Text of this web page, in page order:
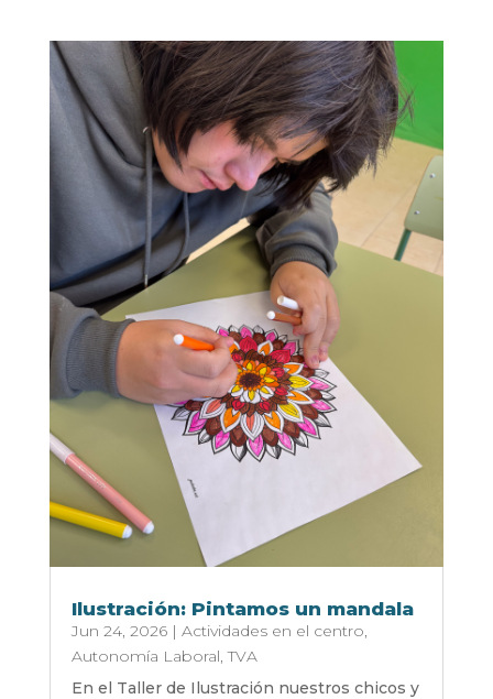
Ilustración: Pintamos un mandala
Jun 24, 2026| Actividades en el centro
Autonomía Laboral ,TVA
En el Taller de Ilustración nuestros chicos y